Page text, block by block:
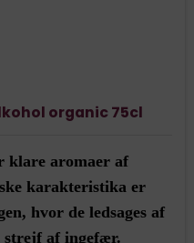
organic 75cl
klare aromaer af
karakteristika er
hvor de ledsages af
strejf af ingefær.